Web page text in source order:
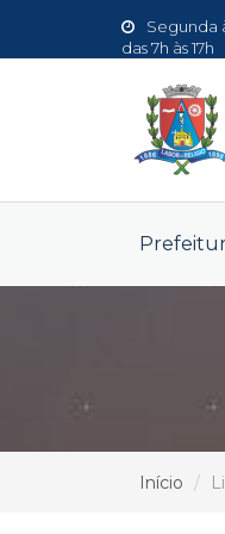
Segunda
das 7h às 17h
Início